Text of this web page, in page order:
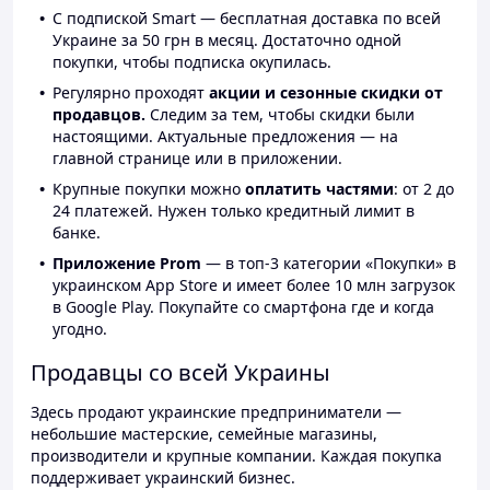
С подпиской Smart — бесплатная доставка по всей
Украине за 50 грн в месяц. Достаточно одной
покупки, чтобы подписка окупилась.
Регулярно проходят акции и сезонные скидки от
продавцов. Следим за тем, чтобы скидки были
настоящими. Актуальные предложения — на
главной странице или в приложении.
Крупные покупки можно оплатить частями: от 2 до
24 платежей. Нужен только кредитный лимит в
банке.
Приложение Prom — в топ-3 категории «Покупки» в
украинском App Store и имеет более 10 млн загрузок
в Google Play. Покупайте со смартфона где и когда
угодно.
Продавцы со всей Украины
Здесь продают украинские предприниматели —
небольшие мастерские, семейные магазины,
производители и крупные компании. Каждая покупка
поддерживает украинский бизнес.